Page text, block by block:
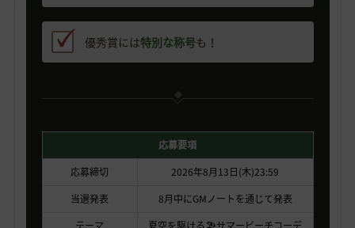
優秀賞には特別な称号も！
応募要項
応募締切
2026年8月13日(木)23:59
当選発表
8月中にGMノートを通じて発表